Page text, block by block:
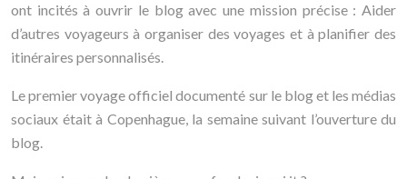
ont incités à ouvrir le blog avec une mission précise : Aider
d’autres voyageurs à organiser des voyages et à planifier des
itinéraires personnalisés.
Le premier voyage officiel documenté sur le blog et les médias
sociaux était à Copenhague, la semaine suivant l’ouverture du
blog.